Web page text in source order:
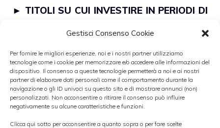
Gestisci Consenso Cookie
Per fornire le migliori esperienze, noi e i nostri partner utilizziamo
tecnologie come i cookie per memorizzare e/o accedere alle informazioni del
dispositivo. Il consenso a queste tecnologie permetterà a noi e ai nostri
partner di elaborare dati personali come il comportamento durante la
navigazione o gli ID univoci su questo sito e di mostrare annunci (non)
personalizzati. Non acconsentire o ritirare il consenso può influire
negativamente su alcune caratteristiche e funzioni.
Clicca qui sotto per acconsentire a quanto sopra o per fare scelte
► TITOLI SU CUI INVESTIRE IN PERIODI DI
A pesare sull’allargamento del differenziale
è la situazione di stallo a livello politico.
Proprio oggi il Presidente del Consiglio,
Silvio Berlusconi, ha parlato alla Camera in
vista del voto di fiducia di domani. Il Premier,